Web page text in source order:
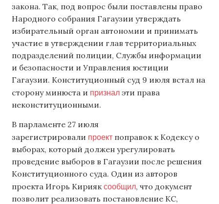
закона. Так, под вопрос были поставлены право
Народного собрания Гагаузии утверждать
избирательный орган автономии и принимать
участие в утверждении глав территориальных
подразделений полиции, Службы информации
и безопасности и Управления юстиции
Гагаузии. Конституционный суд 9 июля встал на
сторону минюста и признал эти права
неконституционными.
В парламенте 27 июля
зарегистрировали проект поправок к Кодексу о
выборах, который должен урегулировать
проведение выборов в Гагаузии после решения
Конституционного суда. Один из авторов
проекта Игорь Кирияк сообщил, что документ
позволит реализовать постановление КС,